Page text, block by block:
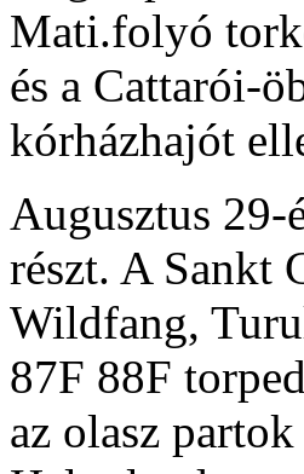
Mati.folyó
és a Cattarói-
kórházhajót
Augusztus 29-
részt. A Sankt
Wildfang,
87F 88F
az olasz